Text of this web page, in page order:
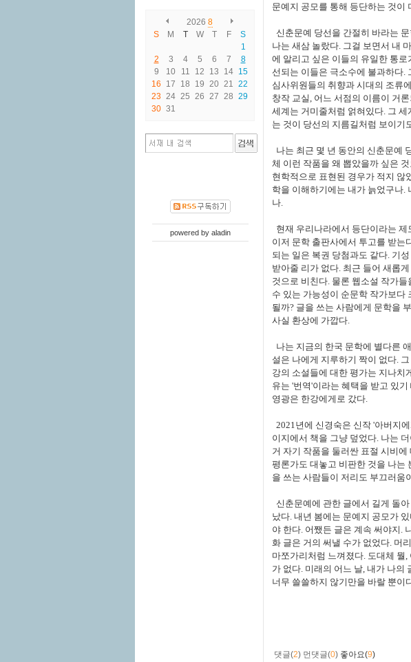
2026 8
S
M T W T F
S
1
2
3 4 5 6 7
8
9
10 11 12 13 14 15
16
17 18 19 20 21
22
23 24 25 26 27 28 29
30 31
powered by aladin
문예지 공모를 통해 등단하는 것이
신춘문예 당선을 간절히 바라는
나는 새삼 놀랐다. 그걸 보면서 내
에 알리고 싶은 이들의 유일한 통
선되는 이들은 극소수에 불과하다.
심사위원들의 취향과 시대의 조류
창작 교실, 어느 서점의 이름이 거
세계는 거미줄처럼 얽혀있다. 그
는 것이 당선의 지름길처럼 보이기
나는 최근 몇 년 동안의 신춘문예
체 이런 작품을 왜 뽑았을까 싶은
현학적으로 표현된 경우가 적지 않
학을 이해하기에는 내가 늙었구나.
나.
현재 우리나라에서 등단이라는
이저 문학 출판사에서 투고를 받는
되는 일은 복권 당첨과도 같다. 기
받아줄 리가 없다. 최근 들어 새롭
것으로 비친다. 물론 웹소설 작가
수 있는 가능성이 순문학 작가보다
될까? 글을 쓰는 사람에게 문학을
사실 환상에 가깝다.
나는 지금의 한국 문학에 별다른
설은 나에게 지루하기 짝이 없다.
강의 소설들에 대한 평가는 지나치
유는 '번역'이라는 혜택을 받고 있
영광은 한강에게로 갔다.
2021년에 신경숙은 신작 '아버지
이지에서 책을 그냥 덮었다. 나는
거 자기 작품을 둘러싼 표절 시비
평론가도 대놓고 비판한 것을 나는
을 쓰는 사람들이 저리도 부끄러움
신춘문예에 관한 글에서 길게 돌
났다. 내년 봄에는 문예지 공모가
야 한다. 어쨌든 글은 계속 써야지.
화 글은 거의 써낼 수가 없었다. 머
마쪼가리처럼 느껴졌다. 도대체 뭘
가 없다. 미래의 어느 날, 내가 나의
너무 쓸쓸하지 않기만을 바랄 뿐이
댓글(2) 먼댓글(0) 좋아요(9)